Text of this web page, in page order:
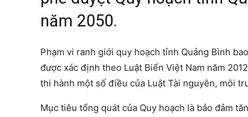
năm 2050.
Phạm vi ranh giới quy hoạch tỉnh Quảng Bình
được xác định theo Luật Biển Việt Nam năm
thi hành một số điều của Luật Tài nguyên, môi
Mục tiêu tổng quát của Quy hoạch là bảo đảm